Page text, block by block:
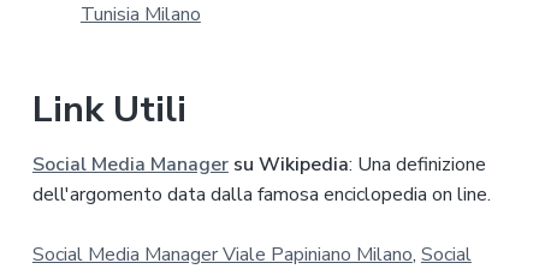
Tunisia Milano
Link Utili
Social Media Managersu Wikipedia: Una definizione
dell'argomento data dalla famosa enciclopedia on line.
Social Media Manager Viale Papiniano Milano, Social